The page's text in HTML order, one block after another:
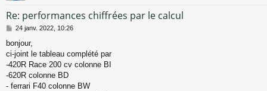
Re: performances chiffrées par le calcul
M
s
s
a
g
e
24 janv. 2022, 10:26
bonjour,
ci-joint le tableau complété par
-420R Race 200 cv colonne BI
-620R colonne BD
- ferrari F40 colonne BW